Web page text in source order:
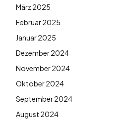
März 2025
Februar 2025
Januar 2025
Dezember 2024
November 2024
Oktober 2024
September 2024
August 2024